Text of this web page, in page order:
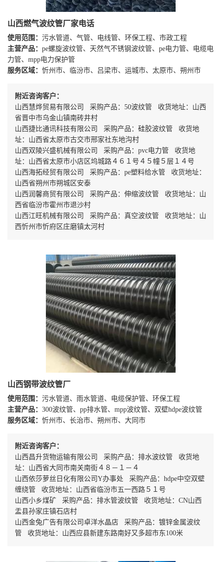
山西燃气波纹管厂家电话
使用范围： 污水管道、气管、电线管、环保工程、市政工程
主营产品： pe螺旋波纹管、天然气不锈钢波纹管、pe电力管、电缆电
力管、mpp电力保护管
服务区域： 忻州市、临汾市、吕梁市、运城市、太原市、朔州市
附近咨询客户：
山西慧烨贸易有限公司 采购产品：50波纹管 收货地址：山西
省晋中市乌金山镇南砖井村
山西捷比通讯科技有限公司 采购产品：硅胶波纹管 收货地
址：山西省太原市古交市邢家社东地沟村
山西双陵兴盛机械有限公司 采购产品：pvc电力管 收货地
址：山西省太原市小店区坞城路４６１号４５幢５层１４号
山西海拓经贸有限公司 采购产品：pe塑料给水管 收货地址：
山西省朔州市朔城区安泰
山西润馨商贸有限公司 采购产品：伸缩波纹管 收货地址：山
西省临汾市霍州市退沙村
山西江旺机械有限公司 采购产品：真空波纹管 收货地址：山
西忻州市忻府区庄磨镇太河村
山西钢带波纹管厂
使用范围： 污水管道、雨水管道、电缆保护管、环保工程
主营产品： 300波纹管、pp排水管、mpp波纹管、双壁hdpe波纹管
服务区域： 忻州市、长治市、朔州市、大同市
附近咨询客户：
山西昌升货物运输有限公司 采购产品：排水波纹管 收货地
址：山西省大同市南关南街４８－１－４
山西依莎萝丝日化有限公司Y办事处 采购产品：hdpe中空双壁
缠绕管 收货地址：山西省临汾市五一西路５１号
山西小乡煤矿 采购产品：排水管波纹管 收货地址：CN山西
盂县孙家庄镇石店村
山西金兔广告有限公司卓洋水晶店 采购产品：镀锌金属波纹
管 收货地址：山西应县新建东路南好又多超市东100米